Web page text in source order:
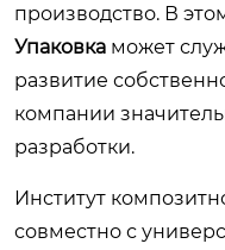
производство. В
Упаковка может
развитие
компании
разработки.
Институт
совместно с